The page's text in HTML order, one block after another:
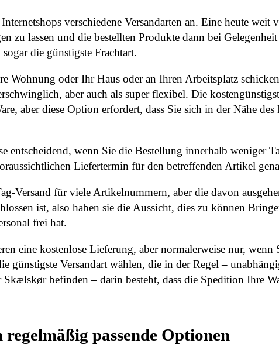
verschiedene Versandarten an. Eine heute weit
zu lassen und die bestellten Produkte dann bei
die günstigste Frachtart.
Wohnung oder Ihr Haus oder an Ihren Arbeitsplatz
aber auch als super flexibel. Die
aber diese Option erfordert, dass Sie sich in der Nähe
entscheidend, wenn Sie die Bestellung innerhalb weniger
Liefertermin für den betreffenden Artikel
Versand für viele Artikelnummern, aber die davon
ist, also haben sie die Aussicht, dies zu können
frei hat.
eine kostenlose Lieferung, aber normalerweise nur, wenn
günstigste Versandart wählen, die in der Regel –
befinden – darin besteht, dass die Spedition Ihre
passende Optionen